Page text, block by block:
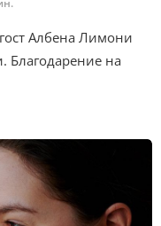
Албена Лимони
Благодарение на